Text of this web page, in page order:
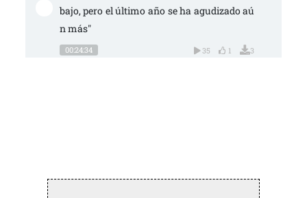
bajo, pero el último año se ha agudizado aú
n más"
00:24:34 35 1 3